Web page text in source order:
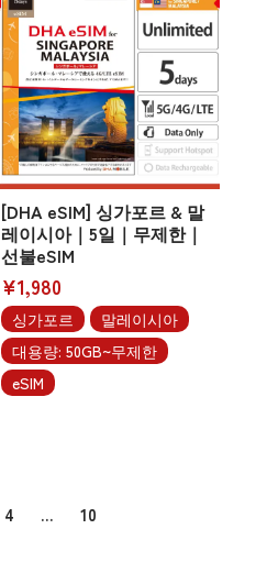
[DHA eSIM] 싱가포르 & 말
레이시아｜5일｜무제한｜
선불eSIM
¥1,980
싱가포르
말레이시아
대용량: 50GB~무제한
eSIM
4 … 10